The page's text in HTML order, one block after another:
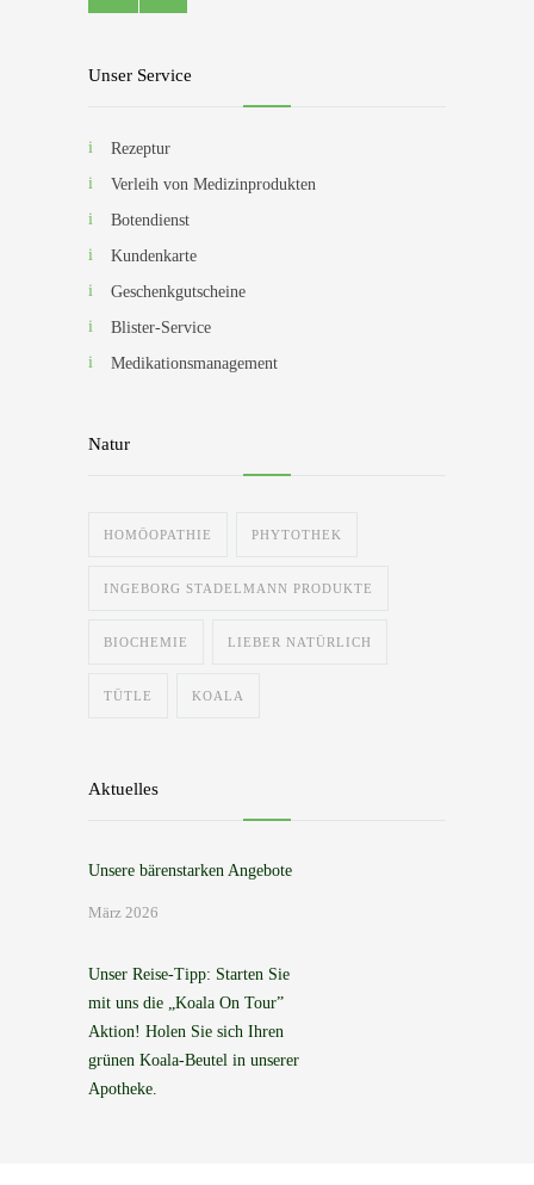
Unser Service
Rezeptur
Verleih von Medizinprodukten
Botendienst
Kundenkarte
Geschenkgutscheine
Blister-Service
Medikationsmanagement
Natur
HOMÖOPATHIE PHYTOTHEK
INGEBORG STADELMANN PRODUKTE
BIOCHEMIE LIEBER NATÜRLICH
TÜTLE KOALA
Aktuelles
Unsere bärenstarken Angebote
März 2026
Unser Reise-Tipp: Starten Sie
mit uns die „Koala On Tour”
Aktion! Holen Sie sich Ihren
grünen Koala-Beutel in unserer
Apotheke.